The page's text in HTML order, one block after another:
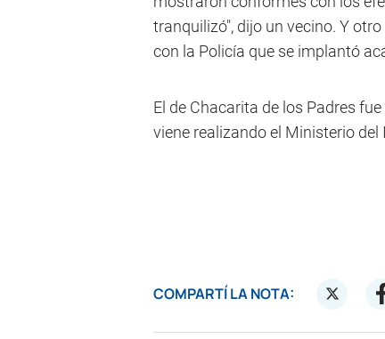
tranquilizó", dijo un vecino. Y
con la Policía que se implantó
El de Chacarita de los Padres
viene realizando el Ministerio
COMPARTÍ LA NOTA: